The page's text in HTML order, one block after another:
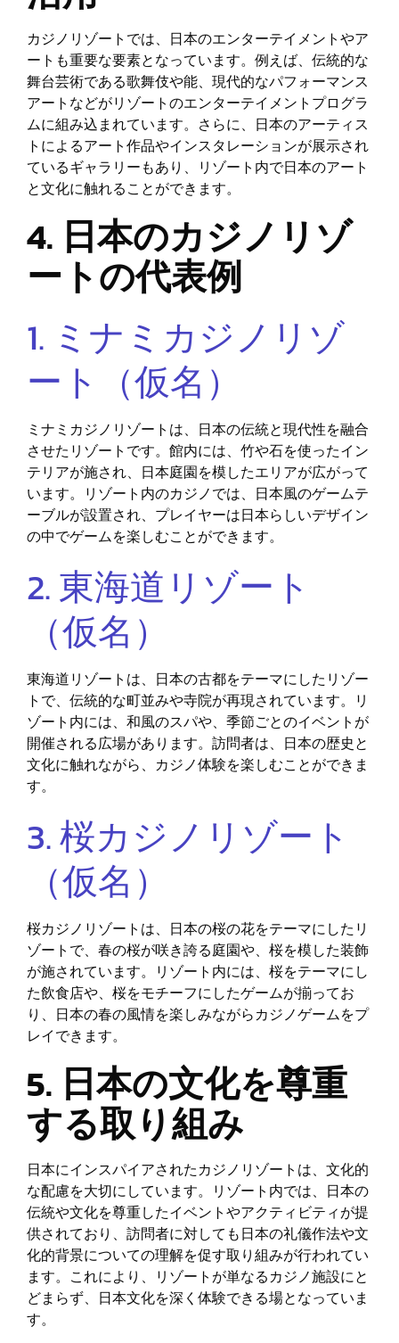
カジノリゾートでは、日本のエンターテイメントやア
ートも重要な要素となっています。例えば、伝統的な
舞台芸術である歌舞伎や能、現代的なパフォーマンス
アートなどがリゾートのエンターテイメントプログラ
ムに組み込まれています。さらに、日本のアーティス
トによるアート作品やインスタレーションが展示され
ているギャラリーもあり、リゾート内で日本のアート
と文化に触れることができます。
4. 日本のカジノリゾ
ートの代表例
1. ミナミカジノリゾ
ート（仮名）
ミナミカジノリゾートは、日本の伝統と現代性を融合
させたリゾートです。館内には、竹や石を使ったイン
テリアが施され、日本庭園を模したエリアが広がって
います。リゾート内のカジノでは、日本風のゲームテ
ーブルが設置され、プレイヤーは日本らしいデザイン
の中でゲームを楽しむことができます。
2. 東海道リゾート
（仮名）
東海道リゾートは、日本の古都をテーマにしたリゾー
トで、伝統的な町並みや寺院が再現されています。リ
ゾート内には、和風のスパや、季節ごとのイベントが
開催される広場があります。訪問者は、日本の歴史と
文化に触れながら、カジノ体験を楽しむことができま
す。
3. 桜カジノリゾート
（仮名）
桜カジノリゾートは、日本の桜の花をテーマにしたリ
ゾートで、春の桜が咲き誇る庭園や、桜を模した装飾
が施されています。リゾート内には、桜をテーマにし
た飲食店や、桜をモチーフにしたゲームが揃ってお
り、日本の春の風情を楽しみながらカジノゲームをプ
レイできます。
5. 日本の文化を尊重
する取り組み
日本にインスパイアされたカジノリゾートは、文化的
な配慮を大切にしています。リゾート内では、日本の
伝統や文化を尊重したイベントやアクティビティが提
供されており、訪問者に対しても日本の礼儀作法や文
化的背景についての理解を促す取り組みが行われてい
ます。これにより、リゾートが単なるカジノ施設にと
どまらず、日本文化を深く体験できる場となっていま
す。